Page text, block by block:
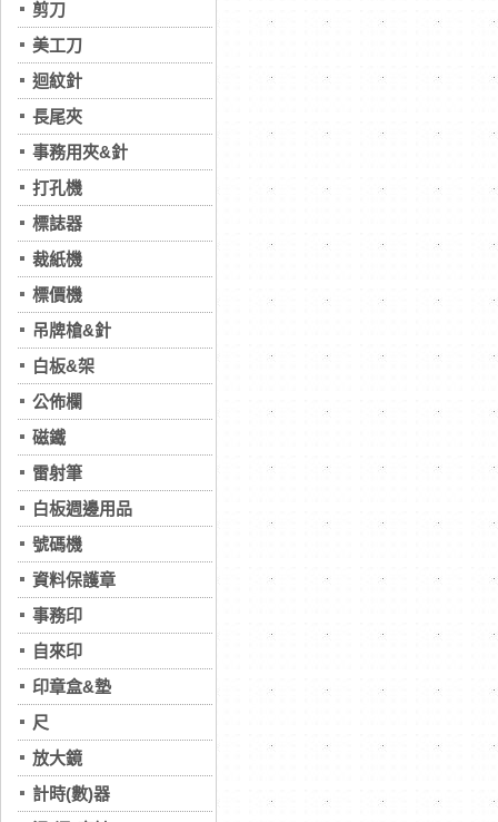
剪刀
美工刀
迴紋針
長尾夾
事務用夾&針
打孔機
標誌器
裁紙機
標價機
吊牌槍&針
白板&架
公佈欄
磁鐵
雷射筆
白板週邊用品
號碼機
資料保護章
事務印
自來印
印章盒&墊
尺
放大鏡
計時(數)器